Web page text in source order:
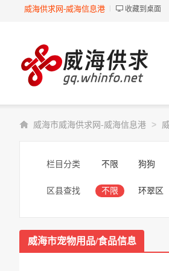
威海供求网-威海信息港 收藏到桌面
威海市威海供求网-威海信息港 >
栏目分类 不限 狗狗
区县查找 不限 环翠区
威海市宠物用品/食品信息